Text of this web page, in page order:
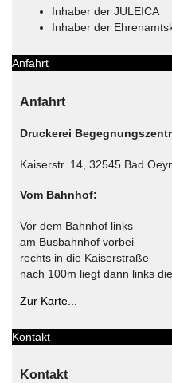
Inhaber der JULEICA
Inhaber der
Anfahrt
Anfahrt
Druckerei
Kaiserstr. 14, 32545 Bad
Vom Bahnhof:
Vor dem Bahnhof links
am Busbahnhof vorbei
rechts in die Kaiserstraße
nach 100m liegt dann links
Zur Karte...
Kontakt
Kontakt